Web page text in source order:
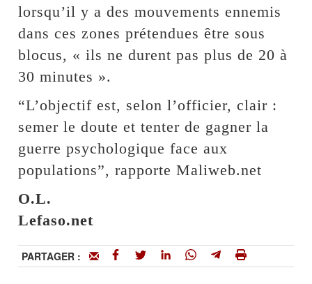
lorsqu’il y a des mouvements ennemis
dans ces zones prétendues être sous
blocus, « ils ne durent pas plus de 20 à
30 minutes ».
“L’objectif est, selon l’officier, clair :
semer le doute et tenter de gagner la
guerre psychologique face aux
populations”, rapporte Maliweb.net
O.L.
Lefaso.net
PARTAGER :